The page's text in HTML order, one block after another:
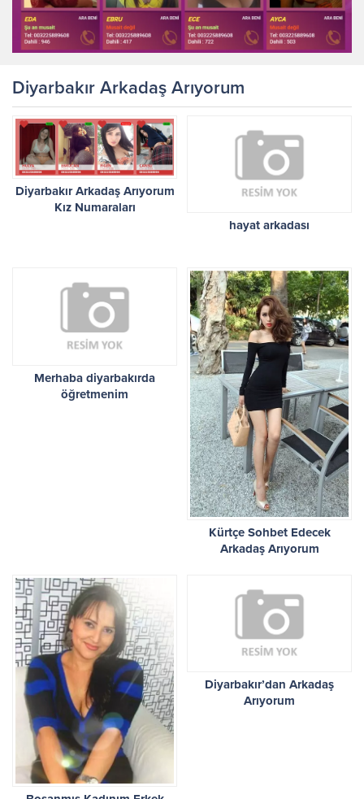
Diyarbakır Arkadaş Arıyorum
Diyarbakır Arkadaş Arıyorum
Kız Numaraları
hayat arkadası
Merhaba diyarbakırda
öğretmenim
Kürtçe Sohbet Edecek
Arkadaş Arıyorum
Diyarbakır’dan Arkadaş
Arıyorum